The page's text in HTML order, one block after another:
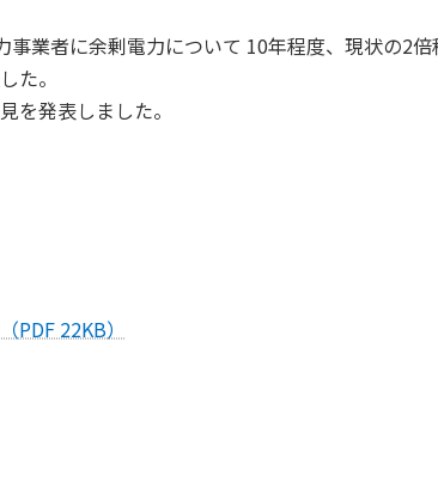
業者に余剰電力について 10年程度、現状の2
た。
を発表しました。
22KB）